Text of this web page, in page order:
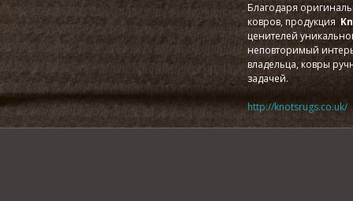
Благодаря
ковров, продукция
ценителей
неповторимый
владельца, ковры
задачей.
http://knotsrugs.co.uk/